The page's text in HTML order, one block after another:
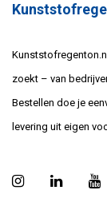
zoekt – van
Bestellen doe je
levering uit eigen